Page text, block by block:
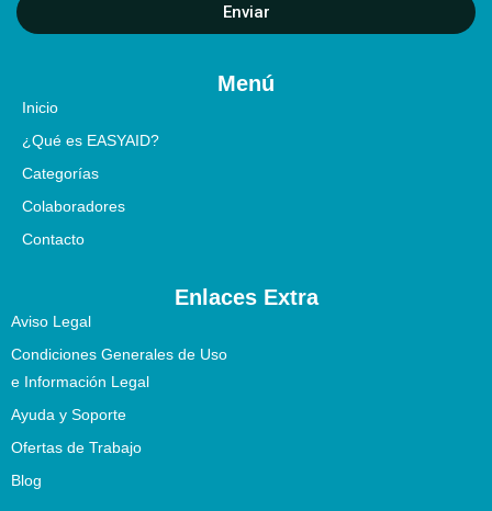
Enviar
Menú
Inicio
¿Qué es EASYAID?
Categorías
Colaboradores
Contacto
Enlaces Extra
Aviso Legal
Condiciones Generales de Uso
e Información Legal
Ayuda y Soporte
Ofertas de Trabajo
Blog